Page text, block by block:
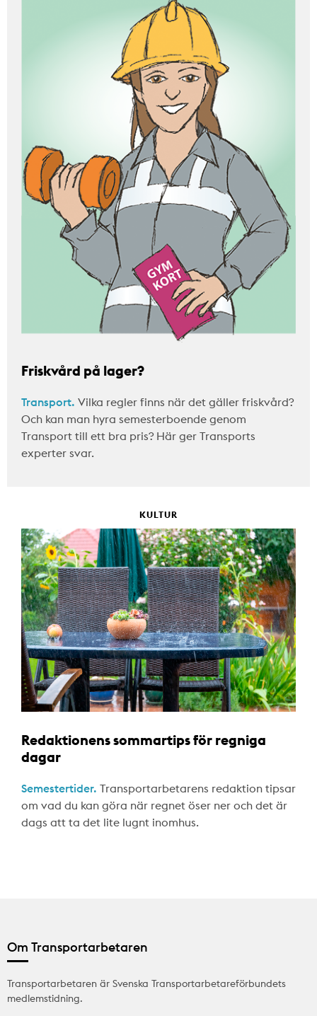
Friskvård på lager?
Transport. Vilka regler finns när det gäller friskvård?
Och kan man hyra semesterboende genom
Transport till ett bra pris? Här ger Transports
experter svar.
KULTUR
Redaktionens sommartips för regniga
dagar
Semestertider. Transportarbetarens redaktion tipsar
om vad du kan göra när regnet öser ner och det är
dags att ta det lite lugnt inomhus.
Om Transportarbetaren
Transportarbetaren är Svenska Transportarbetareförbundets
medlemstidning.